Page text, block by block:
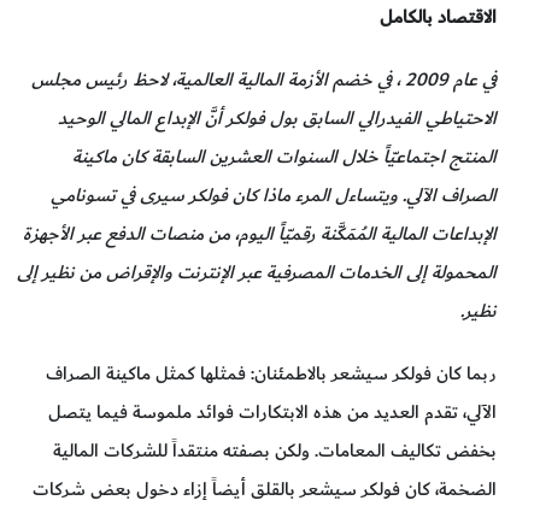
الاقتصاد بالكامل
في عام 2009 ، في خضم الأزمة المالية العالمية، لاحظ رئيس مجلس
الاحتياطي الفيدرالي السابق بول فولكر أنَّ الإبداع المالي الوحيد
المنتج اجتماعيّاً خلال السنوات العشرين السابقة كان ماكينة
الصراف الآلي. ويتساءل المرء ماذا كان فولكر سيرى في تسونامي
الإبداعات المالية المُمَكَّنة رقميّاً اليوم، من منصات الدفع عبر الأجهزة
المحمولة إلى الخدمات المصرفية عبر الإنترنت والإقراض من نظير إلى
نظير.
ربما كان فولكر سيشعر بالاطمئنان: فمثلها كمثل ماكينة الصراف
الآلي، تقدم العديد من هذه الابتكارات فوائد ملموسة فيما يتصل
بخفض تكاليف المعامات. ولكن بصفته منتقداً للشركات المالية
الضخمة، كان فولكر سيشعر بالقلق أيضاً إزاء دخول بعض شركات